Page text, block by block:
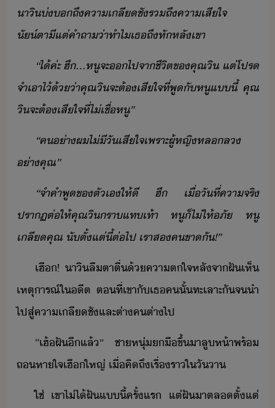
าิ​่ถึ​คาเลีชั​รถึ​คาเสีใจ​ ​
ั์ตา​ี​แต่​คำถา​่า​ทำไ​เธ​ถึ​หัหลั​เขา
“​ไ้​ค่ะ​ ​ฮึ​...​หู​จะ​​ไป​จา​ชีิต​ข​คุณ​ิ​ ​แต่​โปร​
จำ​เาไ้​้่า​คุณ​ิ​จะ​ต้​เสีใจ​ที่​พู​ั​หู​แี้​ ​คุณ​
ิ​จะ​ต้​เสีใจ​ที่​ไ่เชื่​หู​”
“​ค​่า​ผ​ไ่ีั​เสีใจ​เพราะ​ผู้หญิ​หลล​
่า​คุณ​”
“​จำ​คำพู​ข​ตัเ​ให้​ี​ ​ฮึ​ ​เื่​ัที่​คาจริ​
ปราฏ​ต่ให้​คุณ​ิ​รา​แท​เท้า​ ​หู​็​ไ่​ให้ภั​ ​หู​
เลี​คุณ​ ​ัตั้แต่​ี้​ต่ไป​ ​เรา​ส​ค​ขาั​!​”
​เฮื​!​ ​าิ​ลืตา​ตื่​้​คาตใจ​หลัจา​ฝั​เห็​
เหตุารณ์ใีต​ ​ตที่​เขา​ั​เธ​ค​ั้​ทะเลาะ​ั​จ​ำ
ไปสู่​คาเลีชั​และ​ต่า​ค​ต่า​ไป
​“​เฮ้​ฝั​ีแล้​”​ ​ชาหุ่​ื​ขึ้​า​ลู​ห้า​พร้​
ถหาใจ​เฮื​ใหญ่​ ​เื่​คิถึ​เรื่รา​ใ​ัา
​ใช่​ ​เขา​ไ่ไ้​ฝั​แี้​ครั้แร​ ​แต่​ฝั​าต​ล​ตั้แต่​